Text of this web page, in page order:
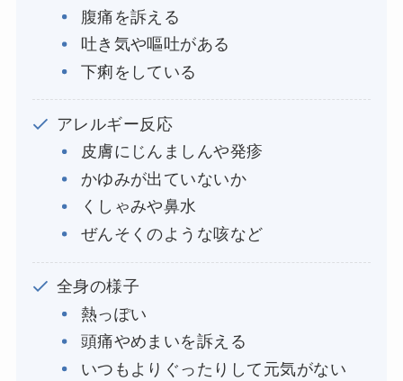
腹痛を訴える
吐き気や嘔吐がある
下痢をしている
アレルギー反応
皮膚にじんましんや発疹
かゆみが出ていないか
くしゃみや鼻水
ぜんそくのような咳など
全身の様子
熱っぽい
頭痛やめまいを訴える
いつもよりぐったりして元気がない